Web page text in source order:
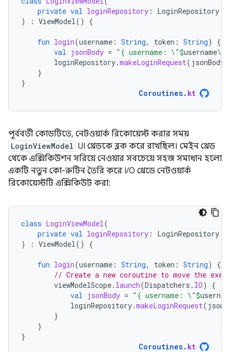
private val loginRepository :
LoginRepository
)
: ViewModel() {
fun login(username : String, token : String)
{
val jsonBody = "{ username: \"$username\",
loginRepository.makeLoginRequest( jsonBody
}
}
Coroutines. kt
পূর্ববর্তী কোডটিতে, নেটওয়ার্ক রিকোয়েস্ট করার সময়
LoginViewModel UI থ্রেডকে ব্লক করে রাখছিল। মেইন থ্রেড
থেকে এক্সিকিউশন সরিয়ে নেওয়ার সবচেয়ে সহজ সমাধান হলো
একটি নতুন কো-রুটিন তৈরি করে I/O থ্রেডে নেটওয়ার্ক
রিকোয়েস্টটি এক্সিকিউট করা:
class LoginViewModel(
private val loginRepository :
LoginRepository
)
: ViewModel() {
fun login(username : String, token : String)
{
// Create a new coroutine to move the
viewModelScope. launch(Dispatchers . IO)
{
val jsonBody = "{ username: \"$
loginRepository.makeLoginRequest(
}
}
}
Coroutines. kt